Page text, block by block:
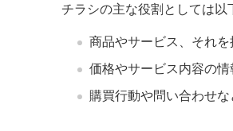
チラシの主な役割としては以
商品やサービス、それ
価格やサービス内容の情
購買行動や問い合わせ